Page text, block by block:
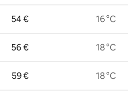
54 €
56 €
59 €
16 °C
18 °C
18 °C